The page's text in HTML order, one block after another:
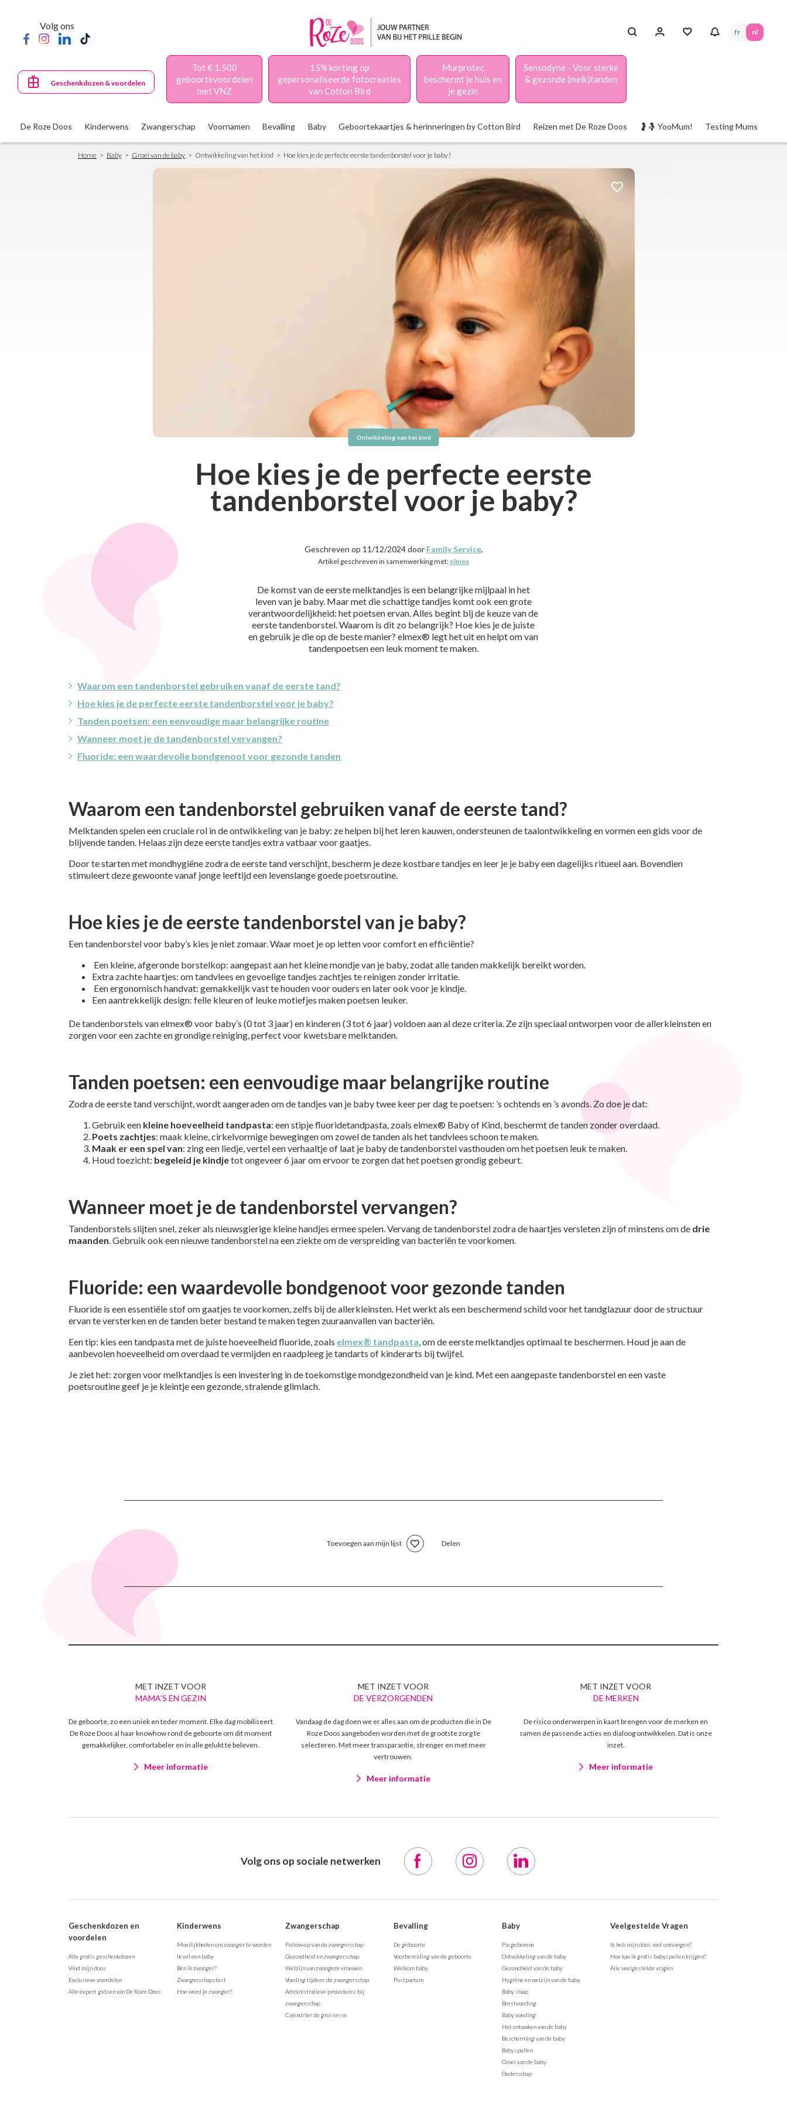
content
Volg ons
fr nl
Geschenkdozen & voordelen
Tot € 1.500
geboortevoordelen
met VNZ
15% korting op
gepersonaliseerde fotocreaties
van Cotton Bird
Murprotec
beschermt je huis en
je gezin
Sensodyne - Voor sterke
& gezonde (melk)tanden
De Roze Doos Kinderwens Zwangerschap Voornamen Bevalling Baby Geboortekaartjes & herinneringen by Cotton Bird Reizen met De Roze Doos 🤰🤱 YooMum! Testing Mums
Breadcrumb
Home Baby Groei van de baby Ontwikkeling van het kind Hoe kies je de perfecte eerste tandenborstel voor je baby?
Ontwikkeling van het kind
Hoe kies je de perfecte eerste
tandenborstel voor je baby?
Geschreven op 11/12/2024 door Family Service,
Artikel geschreven in samenwerking met: elmex
De komst van de eerste melktandjes is een belangrijke mijlpaal in het
leven van je baby. Maar met die schattige tandjes komt ook een grote
verantwoordelijkheid: het poetsen ervan. Alles begint bij de keuze van de
eerste tandenborstel. Waarom is dit zo belangrijk? Hoe kies je de juiste
en gebruik je die op de beste manier? elmex® legt het uit en helpt om van
tandenpoetsen een leuk moment te maken.
Waarom een tandenborstel gebruiken vanaf de eerste tand?
Hoe kies je de perfecte eerste tandenborstel voor je baby?
Tanden poetsen: een eenvoudige maar belangrijke routine
Wanneer moet je de tandenborstel vervangen?
Fluoride: een waardevolle bondgenoot voor gezonde tanden
Waarom een tandenborstel gebruiken vanaf de eerste tand?
Melktanden spelen een cruciale rol in de ontwikkeling van je baby: ze helpen bij het leren kauwen, ondersteunen de taalontwikkeling en vormen een gids voor de
blijvende tanden. Helaas zijn deze eerste tandjes extra vatbaar voor gaatjes.
Door te starten met mondhygiëne zodra de eerste tand verschijnt, bescherm je deze kostbare tandjes en leer je je baby een dagelijks ritueel aan. Bovendien
stimuleert deze gewoonte vanaf jonge leeftijd een levenslange goede poetsroutine.
Hoe kies je de eerste tandenborstel van je baby?
Een tandenborstel voor baby’s kies je niet zomaar. Waar moet je op letten voor comfort en efficiëntie?
Een kleine, afgeronde borstelkop: aangepast aan het kleine mondje van je baby, zodat alle tanden makkelijk bereikt worden.
Extra zachte haartjes: om tandvlees en gevoelige tandjes zachtjes te reinigen zonder irritatie.
Een ergonomisch handvat: gemakkelijk vast te houden voor ouders en later ook voor je kindje.
Een aantrekkelijk design: felle kleuren of leuke motiefjes maken poetsen leuker.
De tandenborstels van elmex® voor baby’s (0 tot 3 jaar) en kinderen (3 tot 6 jaar) voldoen aan al deze criteria. Ze zijn speciaal ontworpen voor de allerkleinsten en
zorgen voor een zachte en grondige reiniging, perfect voor kwetsbare melktanden.
Tanden poetsen: een eenvoudige maar belangrijke routine
Zodra de eerste tand verschijnt, wordt aangeraden om de tandjes van je baby twee keer per dag te poetsen: ’s ochtends en ’s avonds. Zo doe je dat:
Gebruik een kleine hoeveelheid tandpasta: een stipje fluoridetandpasta, zoals elmex® Baby of Kind, beschermt de tanden zonder overdaad.
Poets zachtjes: maak kleine, cirkelvormige bewegingen om zowel de tanden als het tandvlees schoon te maken.
Maak er een spel van: zing een liedje, vertel een verhaaltje of laat je baby de tandenborstel vasthouden om het poetsen leuk te maken.
Houd toezicht: begeleid je kindjetot ongeveer 6 jaar om ervoor te zorgen dat het poetsen grondig gebeurt.
Wanneer moet je de tandenborstel vervangen?
Tandenborstels slijten snel, zeker als nieuwsgierige kleine handjes ermee spelen. Vervang de tandenborstel zodra de haartjes versleten zijn of minstens om de drie
maanden. Gebruik ook een nieuwe tandenborstel na een ziekte om de verspreiding van bacteriën te voorkomen.
Fluoride: een waardevolle bondgenoot voor gezonde tanden
Fluoride is een essentiële stof om gaatjes te voorkomen, zelfs bij de allerkleinsten. Het werkt als een beschermend schild voor het tandglazuur door de structuur
ervan te versterken en de tanden beter bestand te maken tegen zuuraanvallen van bacteriën.
Een tip: kies een tandpasta met de juiste hoeveelheid fluoride, zoals elmex® tandpasta, om de eerste melktandjes optimaal te beschermen. Houd je aan de
aanbevolen hoeveelheid om overdaad te vermijden en raadpleeg je tandarts of kinderarts bij twijfel.
Je ziet het: zorgen voor melktandjes is een investering in de toekomstige mondgezondheid van je kind. Met een aangepaste tandenborstel en een vaste
poetsroutine geef je je kleintje een gezonde, stralende glimlach.
Toevoegen aan mijn lijst Delen
MET INZET VOOR
MAMA’S EN GEZIN
De geboorte, zo een uniek en teder moment. Elke dag mobiliseert
De Roze Doos al haar knowhow rond de geboorte om dit moment
gemakkelijker, comfortabeler en in alle gelukt te beleven.
Meer informatie
MET INZET VOOR
DE VERZORGENDEN
Vandaag de dag doen we er alles aan om de producten die in De
Roze Doos aangeboden worden met de grootste zorg te
selecteren. Met meer transparantie, strenger en met meer
vertrouwen.
Meer informatie
MET INZET VOOR
DE MERKEN
De risico onderwerpen in kaart brengen voor de merken en
samen de passende acties en dialoog ontwikkelen. Dat is onze
inzet.
Meer informatie
Volg ons op sociale netwerken
Geschenkdozen en
voordelen
Alle gratis geschenkdozen
Vind mijn doos
Exclusieve voordelen
Alle expert gidsen van De Roze Doos
Kinderwens
Moeilijkheden om zwanger te worden
Ik wil een baby
Ben ik zwanger?
Zwangerschapstest
Hoe word je zwanger?
Zwangerschap
Follow-up van de zwangerschap
Gezondheid en zwangerschap
Welzijn van zwangere vrouwen
Voeding tijdens de zwangerschap
Administratieve procedures bij
zwangerschap
Calendrier de grossesse
Bevalling
De geboorte
Voorbereiding van de geboorte
Welkom baby
Postpartum
Baby
Pasgeborene
Ontwikkeling van de baby
Gezondheid van de baby
Hygiëne en welzijn van de baby
Baby slaap
Borstvoeding
Baby voeding
Het ontwaken van de baby
Bescherming van de baby
Babyspullen
Groei van de baby
Ouderschap
Veelgestelde Vragen
Ik heb mijn doos niet ontvangen?
Hoe kan ik gratis babyspullen krijgen?
Alle veelgestelde vragen